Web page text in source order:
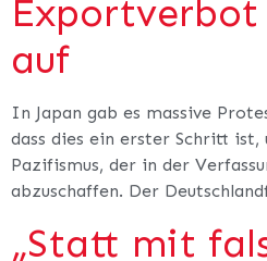
auf
In Japan gab es massive
dass dies ein erster Schritt ist,
Pazifismus, der in der
abzuschaffen. Der
„Statt mit